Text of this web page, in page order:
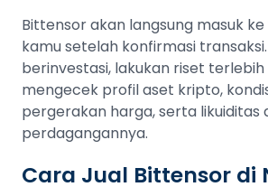
Bittensor akan langsung masuk
kamu setelah konfirmasi
berinvestasi, lakukan riset
mengecek profil aset kripto,
pergerakan harga, serta likuiditas
perdagangannya.
Cara Jual Bittensor di